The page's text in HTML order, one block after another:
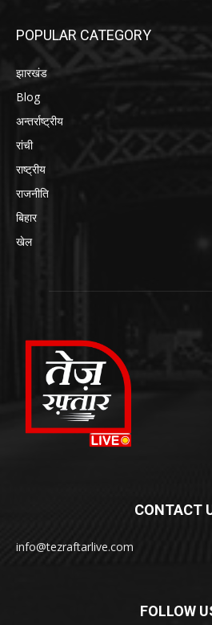
POPULAR CATEGORY
झारखंड
Blog
अन्तर्राष्ट्रीय
रांची
राष्ट्रीय
राजनीति
बिहार
खेल
CONTACT
info@tezraftarlive.com
FOLLOW